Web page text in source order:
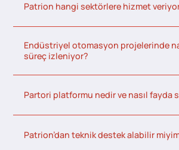
Patrion hangi sektörlere hizmet
Endüstriyel otomasyon projelerinde
süreç izleniyor?
Partori platformu nedir ve nasıl fayda
Patrion’dan teknik destek alabilir